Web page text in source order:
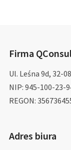
Firma
Ul. Leśna 9d, 32-
NIP: 945-100-23-
REGON:
Adres biura